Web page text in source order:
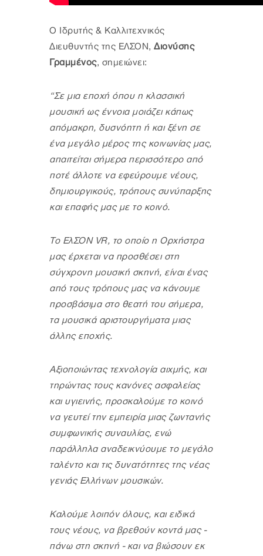
Ο Ιδρυτής & Καλλιτεχνικός
Διευθυντής της ΕΛΣΟΝ, Διονύσης
Γραμμένος, σημειώνει:
“Σε μια εποχή όπου η κλασσική
μουσική ως έννοια μοιάζει κάπως
απόμακρη, δυσνόητη ή και ξένη σε
ένα μεγάλο μέρος της κοινωνίας μας,
απαιτείται σήμερα περισσότερο από
ποτέ άλλοτε να εφεύρουμε νέους,
δημιουργικούς, τρόπους συνύπαρξης
και επαφής μας με το κοινό.
Το ΕλΣΟΝ VR, το οποίο η Ορχήστρα
μας έρχεται να προσθέσει στη
σύγχρονη μουσική σκηνή, είναι ένας
από τους τρόπους μας να κάνουμε
προσβάσιμα στο θεατή του σήμερα,
τα μουσικά αριστουργήματα μιας
άλλης εποχής.
Αξιοποιώντας τεχνολογία αιχμής, και
τηρώντας τους κανόνες ασφαλείας
και υγιεινής, προσκαλούμε το κοινό
να γευτεί την εμπειρία μιας ζωντανής
συμφωνικής συναυλίας, ενώ
παράλληλα αναδεικνύουμε το μεγάλο
ταλέντο και τις δυνατότητες της νέας
γενιάς Ελλήνων μουσικών.
Καλούμε λοιπόν όλους, και ειδικά
τους νέους, να βρεθούν κοντά μας -
πάνω στη σκηνή - και να βιώσουν εκ